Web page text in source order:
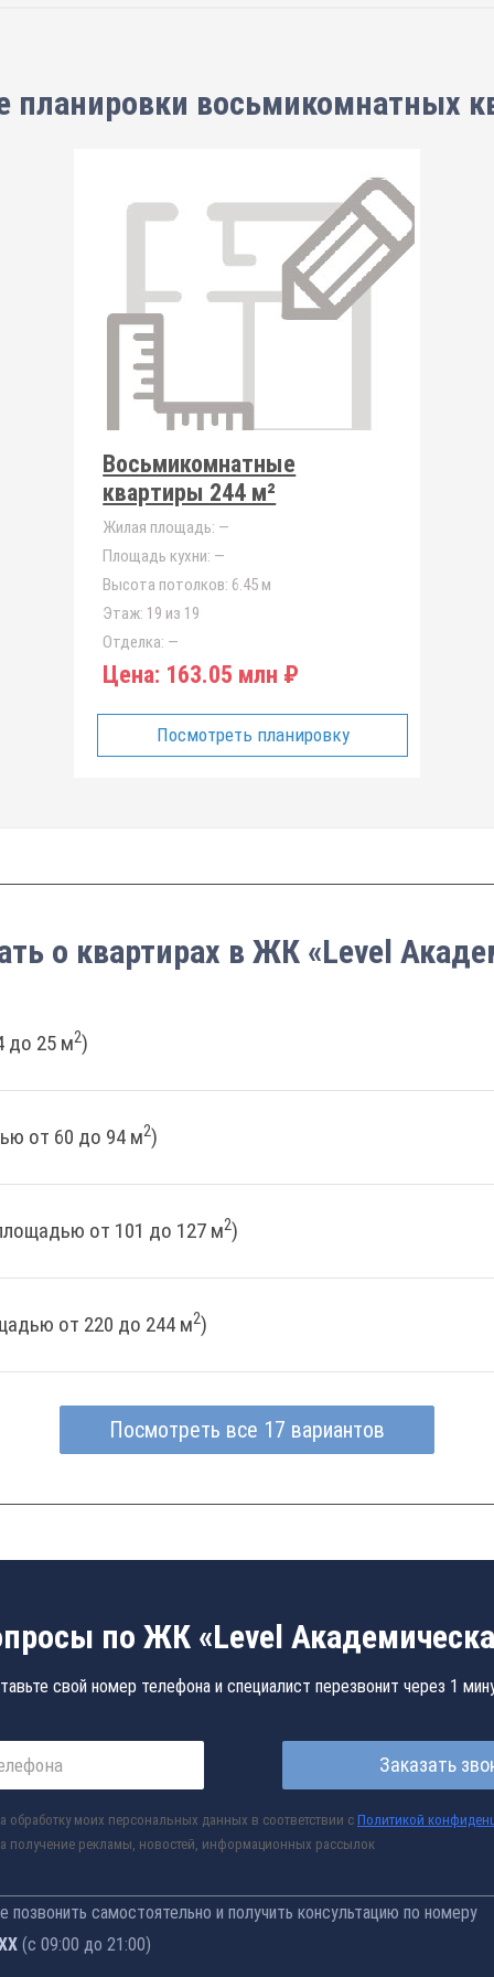
планировки восьмикомнатных
Восьмикомнатные
квартиры 244 м²
Жилая площадь: —
Площадь кухни: —
Высота потолков: 6.45 м
Этаж: 19 из 19
Отделка: —
Цена: 163.05 млн ₽
Посмотреть планировку
о квартирах в ЖК «Level
до 25 м2)
от 60 до 94 м2)
от 101 до 127 м2)
от 220 до 244 м2)
Посмотреть все 17 вариантов
по ЖК «Level
свой номер телефона и специалист перезвонит через 1
Заказать
обработку моих персональных данных в соответствии с Политикой
получение рекламы, новостей, информационных рассылок
самостоятельно и получить консультацию по номеру
(с 09:00 до 21:00)